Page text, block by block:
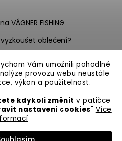
Vám umožnili pohodlné
provozu webu neustále
výkon a použitelnost.
kdykoli změnit v patičce
nastavení cookies" Více
VÁGNER FISHING
oblečení?
> Team testerů
. Všechna práva vyhrazena.